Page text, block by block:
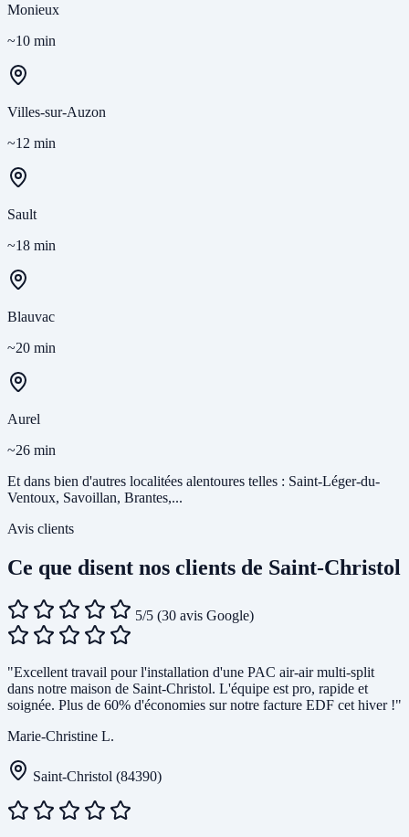
Monieux
~10 min
Villes-sur-Auzon
~12 min
Sault
~18 min
Blauvac
~20 min
Aurel
~26 min
Et dans bien d'autres localitées alentoures telles : Saint-Léger-du-
Ventoux, Savoillan, Brantes,...
Avis clients
Ce que disent nos clients de Saint-Christol
5/5 (30 avis Google)
"Excellent travail pour l'installation d'une PAC air-air multi-split
dans notre maison de Saint-Christol. L'équipe est pro, rapide et
soignée. Plus de 60% d'économies sur notre facture EDF cet hiver !"
Marie-Christine L.
Saint-Christol (84390)